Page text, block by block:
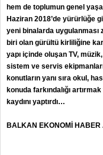
hem de toplumun genel
Haziran 2018’de yürürlüğe
yeni binalarda uygulanması
biri olan gürültü kirliliğine
yapı içinde oluşan TV,
sistem ve servis
konutların yanı sıra okul,
konuda farkındalığı
kaydını yaptırdı…
BALKAN EKONOMİ HABER